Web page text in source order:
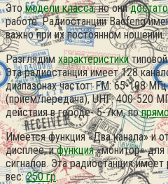
Этомодели класса, но они
работе. Радиостанции Baofeng
важно при их постоянном ношении.
Разглядимхарактеристики
Эта радиостанция имеет 128
диапазонах частот: FM: 65-108
(прием/передача), UHF: 400-520
действия в городе- 5-7км, по
Имеется функция «Два канала» и
дисплее, ифункция«монитор» для
сигналов. Эта радиостанция
вес:250 гр.